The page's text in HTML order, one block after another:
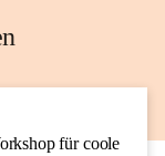
AUG
für coole